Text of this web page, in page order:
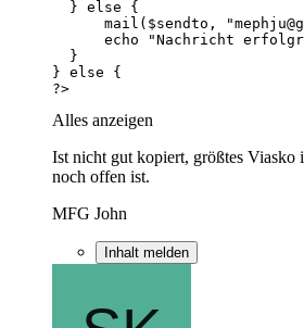
?>
Alles anzeigen
Ist nicht gut kopiert, größtes Viasko
noch offen ist.
MFG John
Inhalt melden